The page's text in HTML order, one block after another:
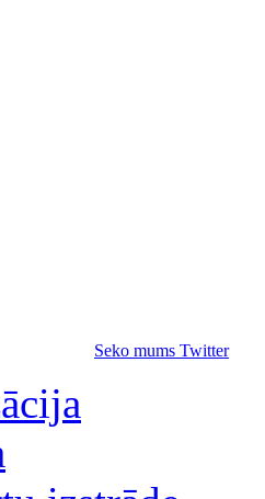
Seko mums Twitter